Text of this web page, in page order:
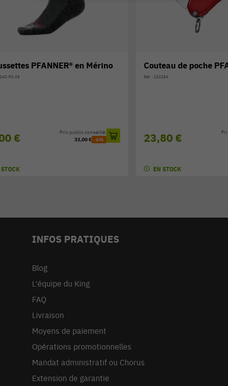
PFANNER® en Mérino
90-38
€
Prix public conseillé:
33,00 € -6%
Couteau de poche
Réf. : 102284
23,80 €
EN STOCK
INFOS PRATIQUES
Blog
L'équipe du King
FAQ
Livraison
Moyens de paiement
Opérations promotionnelles
Mandat administratif ou Chorus
Extension de garantie